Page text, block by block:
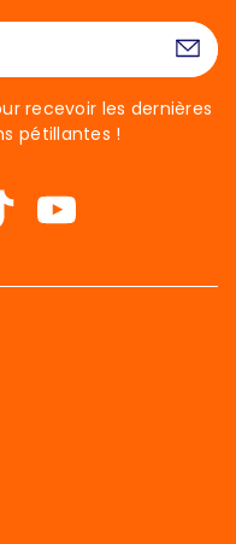
recevoir les dernières
pétillantes !